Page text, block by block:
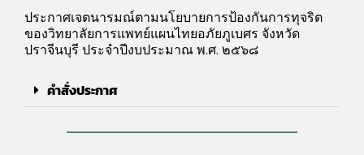
ประกาศเจตนารมณ์ตามนโยบายการป้องกันการทุจริต
ของวิทยาลัยการแพทย์แผนไทยอภัยภูเบศร จังหวัด
ปราจีนบุรี ประจำปีงบประมาณ พ.ศ. ๒๕๖๘
คำสั่งประกาศ